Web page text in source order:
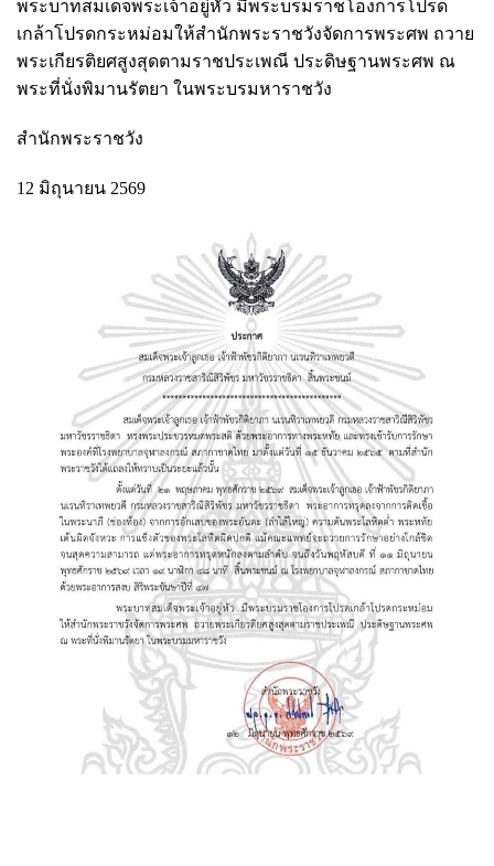
พระบาทสมเด็จพระเจ้าอยู่หัว มีพระบรมราชโองการโปรด
เกล้าโปรดกระหม่อมให้สำนักพระราชวังจัดการพระศพ ถวาย
พระเกียรติยศสูงสุดตามราชประเพณี ประดิษฐานพระศพ ณ
พระที่นั่งพิมานรัตยา ในพระบรมหาราชวัง
สำนักพระราชวัง
12 มิถุนายน 2569